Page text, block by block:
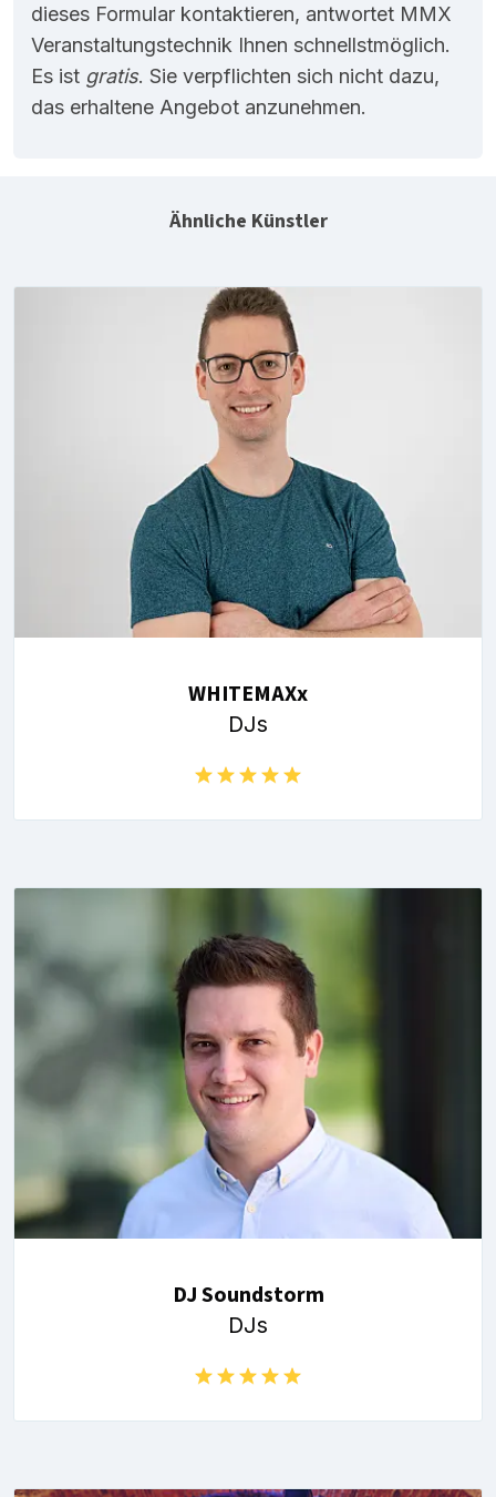
dieses Formular kontaktieren, antwortet MMX
Veranstaltungstechnik Ihnen schnellstmöglich.
Es ist gratis. Sie verpflichten sich nicht dazu,
das erhaltene Angebot anzunehmen.
Ähnliche Künstler
WHITEMAXx
DJs
DJ Soundstorm
DJs